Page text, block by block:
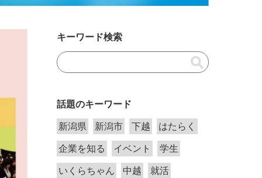
キーワード検索
話題のキーワード
新潟県 新潟市 下越 はたらく
企業を知る イベント 学生
いくらちゃん 中越 就活